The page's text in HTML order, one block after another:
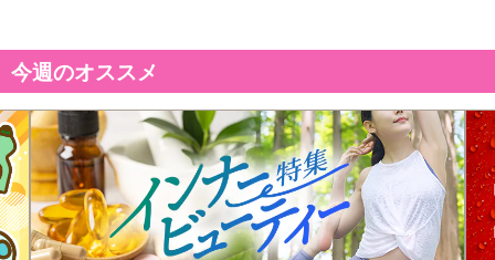
今週のオススメ